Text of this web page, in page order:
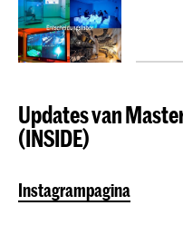
Updates van
(INSIDE)
Instagrampagina